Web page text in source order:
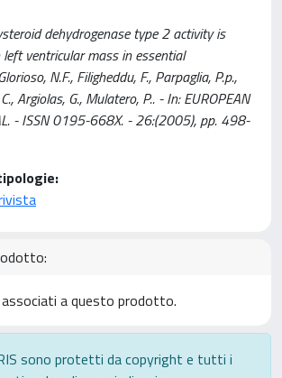
dehydrogenase type 2 activity is
ventricular mass in essential
N.F., Filigheddu, F., Parpaglia, P.p.,
Argiolas, G., Mulatero, P.. - In: EUROPEAN
- ISSN 0195-668X. - 26:(2005), pp. 498-
a questo prodotto.
sono protetti da copyright e tutti i